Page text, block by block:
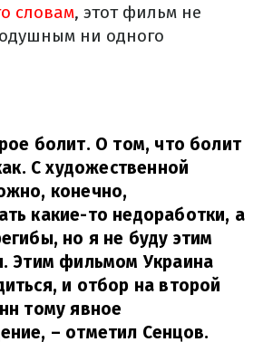
словам, этот фильм не
ни одного
болит. О том, что болит
С художественной
конечно,
какие-то недоработки, а
но я не буду этим
Этим фильмом Украина
и отбор на второй
тому явное
– отметил Сенцов.